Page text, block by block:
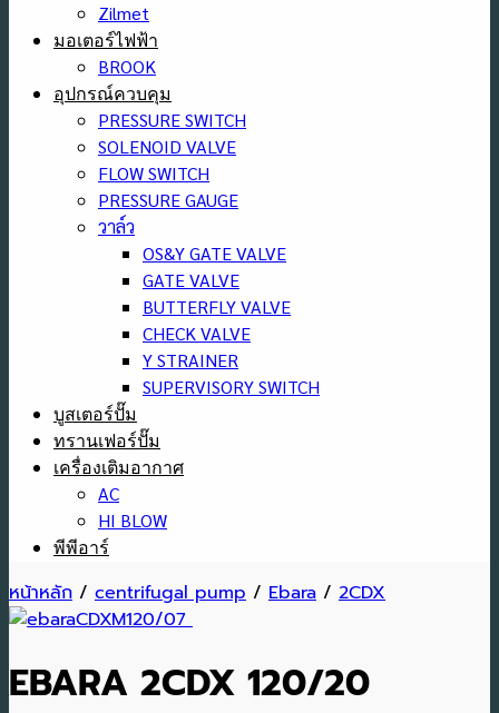
Zilmet
มอเตอร์ไฟฟ้า
BROOK
อุปกรณ์ควบคุม
PRESSURE SWITCH
SOLENOID VALVE
FLOW SWITCH
PRESSURE GAUGE
วาล์ว
OS&Y GATE VALVE
GATE VALVE
BUTTERFLY VALVE
CHECK VALVE
Y STRAINER
SUPERVISORY SWITCH
บูสเตอร์ปั๊ม
ทรานเฟอร์ปั๊ม
เครื่องเติมอากาศ
AC
HI BLOW
พีพีอาร์
หน้าหลัก / centrifugal pump / Ebara / 2CDX
EBARA 2CDX 120/20